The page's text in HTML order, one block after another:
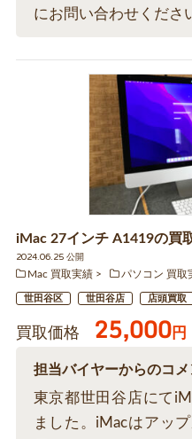
にお問い合わせくださ
iMac 27インチ A1419の買
2024.06.25 公開
Mac 買取実績
パソコン 買取
世田谷区 世田谷店 店頭買取
買取価格 25,000円
担当バイヤーからのコメ
東京都世田谷店にて
ました。iMacはアッ